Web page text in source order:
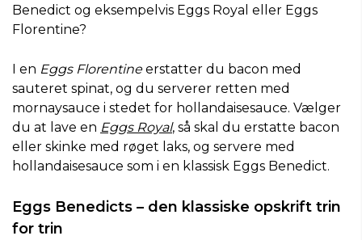
Benedict og eksempelvis Eggs Royal eller Eggs
Florentine?
I en Eggs Florentineerstatter du bacon med
sauteret spinat, og du serverer retten med
mornaysauce i stedet for hollandaisesauce. Vælger
du at lave en Eggs Royal, så skal du erstatte bacon
eller skinke med røget laks, og servere med
hollandaisesauce som i en klassisk Eggs Benedict.
Eggs Benedicts – den klassiske opskrift trin
for trin